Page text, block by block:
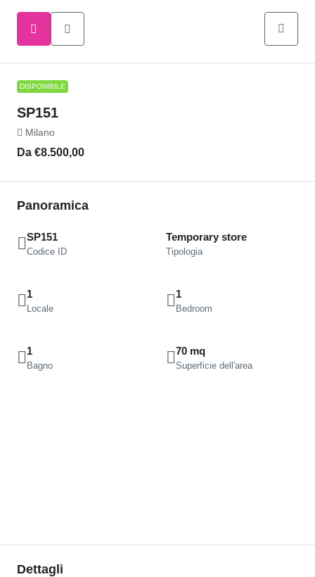
DISPONIBILE
SP151
Milano
Da €8.500,00
Panoramica
SP151
Codice ID
Temporary store
Tipologia
1
Locale
1
Bedroom
1
Bagno
70 mq
Superficie dell'area
Dettagli